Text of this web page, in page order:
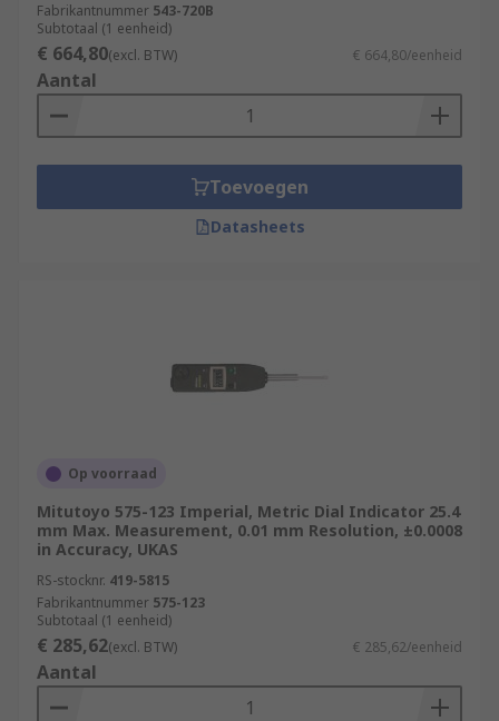
Fabrikantnummer 543-720B
Subtotaal (1 eenheid)
€ 664,80(excl. BTW) € 664,80/eenheid
Aantal
Toevoegen
Datasheets
Op voorraad
Mitutoyo 575-123 Imperial, Metric Dial Indicator 25.4
mm Max. Measurement, 0.01 mm Resolution, ±0.0008
in Accuracy, UKAS
RS-stocknr. 419-5815
Fabrikantnummer 575-123
Subtotaal (1 eenheid)
€ 285,62(excl. BTW) € 285,62/eenheid
Aantal